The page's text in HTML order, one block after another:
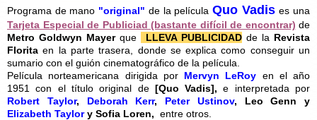
Programa de mano "original" de la película Quo Vadis es una
Tarjeta Especial de Publiciad (bastante difícil de encontrar) de
Metro Goldwyn Mayerque LLEVA PUBLICIDADde la Revista
Florita en la parte trasera, donde se explica como conseguir un
sumario con el guión cinematográfico de la película.
Película norteamericana dirigida por Mervyn LeRoy en el año
1951 con el título original de [Quo Vadis],e interpretada por
Robert Taylor, Deborah Kerr, Peter Ustinov, Leo Genn y
Elizabeth Taylory Sofia Loren, entre otros.